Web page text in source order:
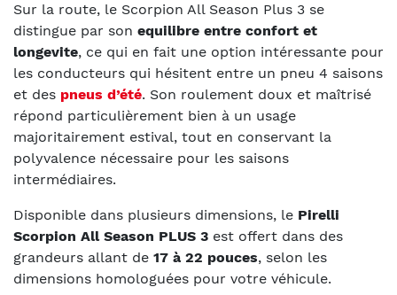
Sur la route, le Scorpion All Season Plus 3 se
distingue par son equilibre entre confort et
longevite, ce qui en fait une option intéressante pour
les conducteurs qui hésitent entre un pneu 4 saisons
et des pneus d’été. Son roulement doux et maîtrisé
répond particulièrement bien à un usage
majoritairement estival, tout en conservant la
polyvalence nécessaire pour les saisons
intermédiaires.
Disponible dans plusieurs dimensions, le Pirelli
Scorpion All Season PLUS 3 est offert dans des
grandeurs allant de 17 à 22 pouces, selon les
dimensions homologuées pour votre véhicule.